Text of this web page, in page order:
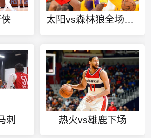
太阳vs森林狼全场回放
刺 热火vs雄鹿下场